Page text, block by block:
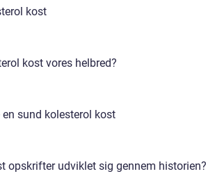
kost
kost vores helbred?
sund kolesterol kost
opskrifter udviklet sig gennem historien?